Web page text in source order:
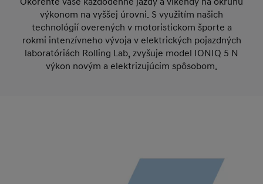
výkonom na vyššej úrovni. S využitím našich
technológií overených v motoristickom športe a
rokmi intenzívneho vývoja v elektrických pojazdných
laboratóriách Rolling Lab, zvyšuje model IONIQ 5 N
výkon novým a elektrizujúcim spôsobom.